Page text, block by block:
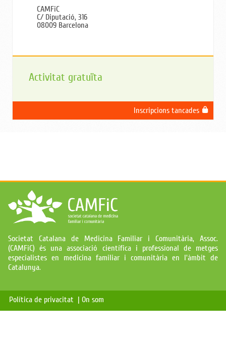
CAMFiC
C/ Diputació, 316
08009 Barcelona
Activitat gratuïta
Inscripcions tancades
Societat Catalana de Medicina Familiar i Comunitària, Assoc.
(CAMFiC) és una associació científica i professional de metges
especialistes en medicina familiar i comunitària en l'àmbit de
Catalunya.
Política de privacitat | On som